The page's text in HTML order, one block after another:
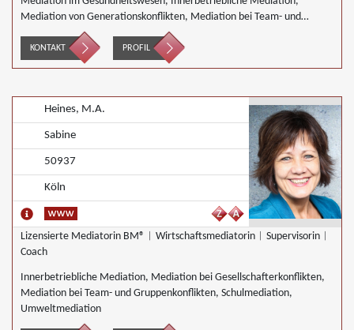
Mediation von Generationskonflikten, Mediation bei Team- und
Gruppenkonflikten, Mediation von Unternehmensnachfolgen,
Wirtschaftsmediation
KONTAKT PROFIL
Heines, M.A.
Sabine
50937
Köln
Lizensierte Mediatorin BM®︱Wirtschaftsmediatorin︱Supervisorin︱
Coach
Innerbetriebliche Mediation, Mediation bei Gesellschafterkonflikten,
Mediation bei Team- und Gruppenkonflikten, Schulmediation,
Umweltmediation